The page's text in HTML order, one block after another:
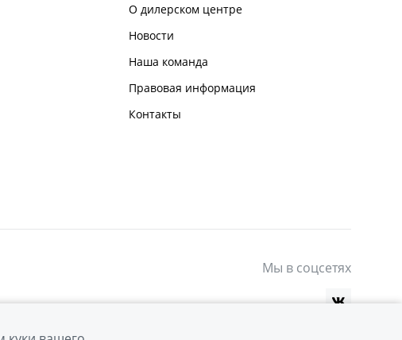
О дилерском центре
Новости
Наша команда
Правовая информация
Контакты
Мы в соцсетях